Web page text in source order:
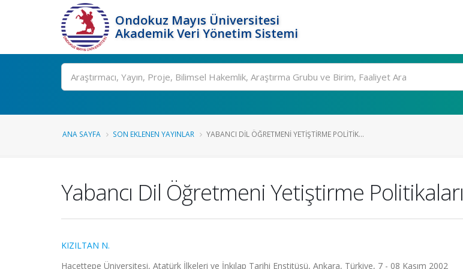
Ondokuz Mayıs Üniversitesi
Akademik Veri Yönetim Sistemi
Ara
ANA SAYFA SON EKLENEN YAYINLAR YABANCI DIL ÖĞRETMENI YETIŞTIRME POLITIK...
Yabancı Dil Öğretmeni Yetiştirme Politikaları
KIZILTAN N.
Hacettepe Üniversitesi, Atatürk İlkeleri ve İnkılap Tarihi Enstitüsü, Ankara, Türkiye, 7 - 08 Kasım 2002